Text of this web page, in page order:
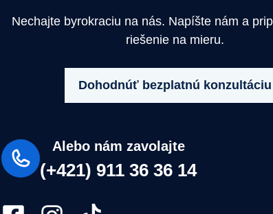
Nechajte byrokraciu na nás. Napíšte nám a
riešenie na mieru.
Dohodnúť bezplatnú konzultáciu
Alebo nám zavolajte
(+421) 911 36 36 14